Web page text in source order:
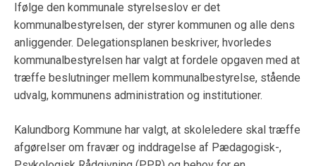
Ifølge den kommunale styrelseslov er det
kommunalbestyrelsen, der styrer kommunen og alle dens
anliggender. Delegationsplanen beskriver, hvorledes
kommunalbestyrelsen har valgt at fordele opgaven med at
træffe beslutninger mellem kommunalbestyrelse, stående
udvalg, kommunens administration og institutioner.
Kalundborg Kommune har valgt, at skoleledere skal træffe
afgørelser om fravær og inddragelse af Pædagogisk-,